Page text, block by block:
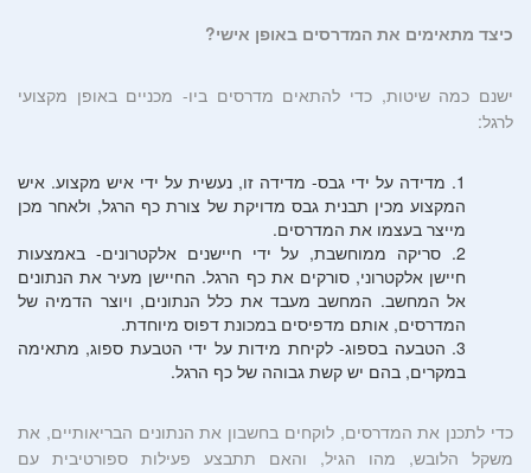
כיצד מתאימים את המדרסים באופן אישי?
ישנם כמה שיטות, כדי להתאים מדרסים ביו- מכניים באופן מקצועי
לרגל:
מדידה על ידי גבס- מדידה זו, נעשית על ידי איש מקצוע. איש
המקצוע מכין תבנית גבס מדויקת של צורת כף הרגל, ולאחר מכן
מייצר בעצמו את המדרסים.
סריקה ממוחשבת, על ידי חיישנים אלקטרונים- באמצעות
חיישן אלקטרוני, סורקים את כף הרגל. החיישן מעיר את הנתונים
אל המחשב. המחשב מעבד את כלל הנתונים, ויוצר הדמיה של
המדרסים, אותם מדפיסים במכונת דפוס מיוחדת.
הטבעה בספוג- לקיחת מידות על ידי הטבעת ספוג, מתאימה
במקרים, בהם יש קשת גבוהה של כף הרגל.
כדי לתכנן את המדרסים, לוקחים בחשבון את הנתונים הבריאותיים, את
משקל הלובש, מהו הגיל, והאם תתבצע פעילות ספורטיבית עם